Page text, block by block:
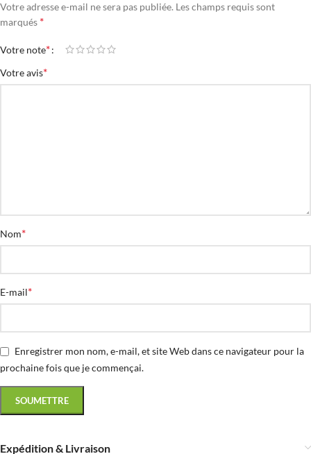
Votre adresse e-mail ne sera pas publiée. Les champs requis sont
marqués *
Votre note*
Votre avis*
Nom*
E-mail*
Enregistrer mon nom, e-mail, et site Web dans ce navigateur pour la
prochaine fois que je commençai.
Expédition & Livraison